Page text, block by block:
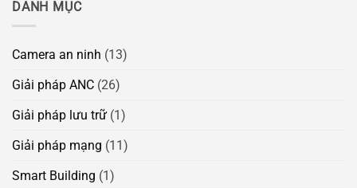
DANH MỤC
Camera an ninh (13)
Giải pháp ANC (26)
Giải pháp lưu trữ (1)
Giải pháp mạng (11)
Smart Building (1)